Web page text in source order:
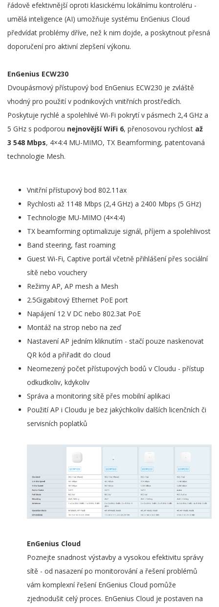
řádově efektivnější oproti klasickému lokálnímu kontroléru -
umělá inteligence (AI) umožňuje systému EnGenius Cloud
předvídat problémy dříve, než k nim dojde, a poskytnout přesná
doporučení pro aktivní zlepšení výkonu.
EnGenius ECW230
Dvoupásmový přístupový bod EnGenius ECW230 je zvláště
vhodný pro použití v podnikových vnitřních prostředích.
Poskytuje rychlé a spolehlivé Wi-Fi pokrytí v pásmech 2,4 GHz a
5 GHz s podporou nejnovější WiFi 6, přenosovou rychlost až
3 548 Mbps, 4×4:4 MU-MIMO, TX Beamforming, patentovaná
technologie Mesh.
Vnitřní přístupový bod 802.11ax
Rychlosti až 1148 Mbps (2,4 GHz) a 2400 Mbps (5 GHz)
Technologie MU-MIMO (4×4:4)
TX beamforming optimalizuje signál, příjem a spolehlivost
Band steering, fast roaming
Guest Wi-Fi, Captive portál včetně přihlášení přes sociální
sítě nebo vouchery
Režimy AP, AP mesh a Mesh
2.5Gigabitový Ethernet PoE port
Napájení 12 V DC nebo 802.3at PoE
Montáž na strop nebo na zeď
Nastavení AP jedním kliknutím - stačí pouze naskenovat
QR kód a přiřadit do cloud
Neomezený počet přístupových bodů v Cloudu - přístup
odkudkoliv, kdykoliv
Správa a monitoring sítě přes mobilní aplikaci
Použití AP i Cloudu je bez jakýchkoliv dalších licenčních či
servisních poplatků
EnGenius Cloud
Poznejte snadnost výstavby a vysokou efektivitu správy
sítě - od nasazení po monitorování a řešení problémů
vám komplexní řešení EnGenius Cloud pomůže
zjednodušit celý proces. EnGenius Cloud je postaven na